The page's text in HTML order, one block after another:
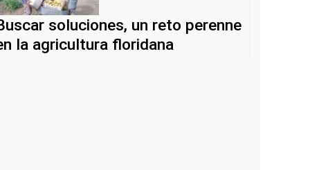
soluciones, un reto perenne
la agricultura floridana